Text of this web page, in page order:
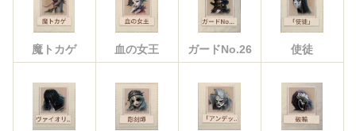
魔トカゲ 血の女王 ガードNo.26 使徒